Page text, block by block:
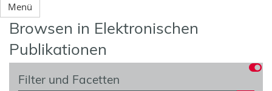
Menü
Browsen in Elektronischen
Publikationen
Filter und Facetten